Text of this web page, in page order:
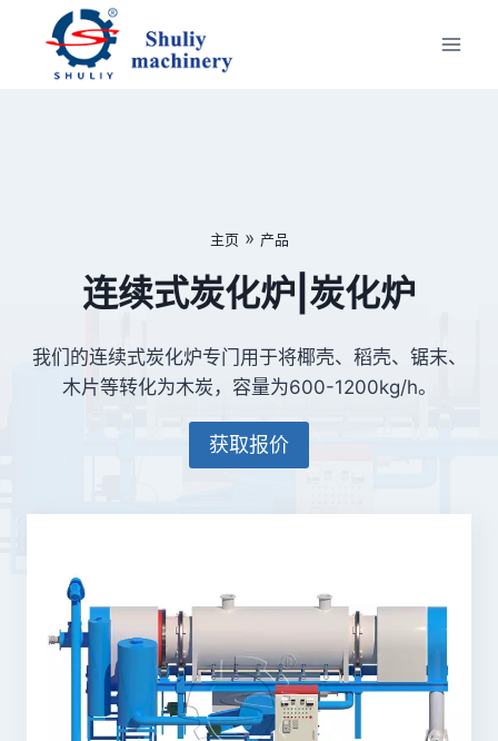
主页» 产品
连续式炭化炉|炭化炉
我们的连续式炭化炉专门用于将椰壳、稻壳、锯末、
木片等转化为木炭，容量为600-1200kg/h。
获取报价